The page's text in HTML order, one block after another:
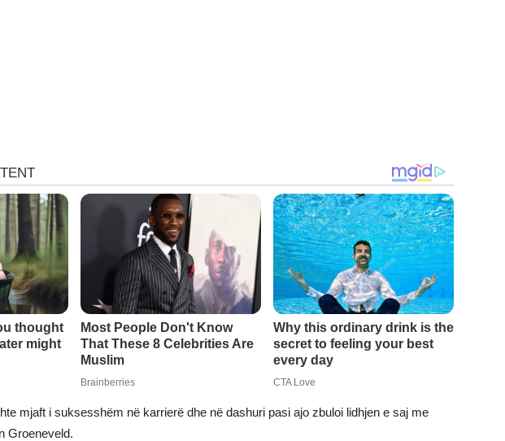
mjaft i suksesshëm në karrierë dhe në dashuri pasi ajo zbuloi lidhjen e saj me
Groeneveld.